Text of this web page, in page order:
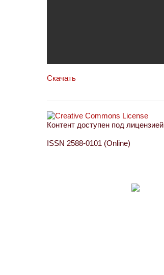
Скачать
Контент доступен под лицензией
ISSN 2588-0101 (Online)